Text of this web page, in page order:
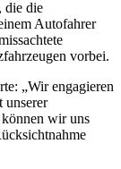
die die
Autofahrer
vorbei.
„Wir engagieren
unserer
wir uns